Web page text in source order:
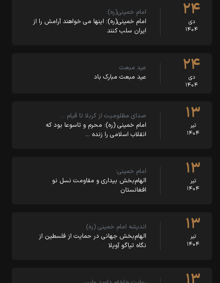
۲۴
دی
۱۴۰۴
امام خمینی(ره):
امام خمینی(ره): اینها می خواهند آرامش را از
ایران سلب کنند
۲۴
دی
۱۴۰۴
عید مبعث
عید مبعث مبارک باد
۱۳
تیر
۱۴۰۴
صدای مظلومیت از کربلا تا قیام …
امام خمینی (ره): محرم و تاسوعا بود که
انقلاب اسلامی را زنده …
۱۳
تیر
۱۴۰۴
امام خمینی؛
الهام‌بخش بیداری و مقاومت نسل نو
افغانستان
۱۳
تیر
۱۴۰۴
اندیشه امام خمینی (ره)
الهام‌بخش جهانی در حمایت از فلسطین از
نگاه تیاگو آویلا